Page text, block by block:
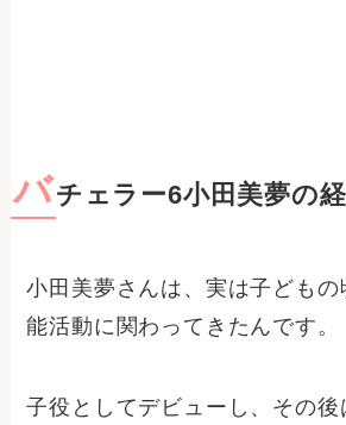
バチェラー6小田美夢の
小田美夢さんは、実は子ども
能活動に関わってきたんです。
子役としてデビューし、その